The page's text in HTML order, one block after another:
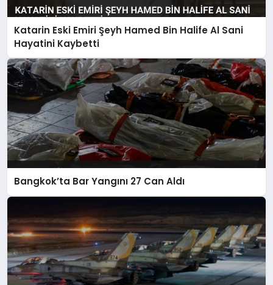
Katarin Eski Emiri Şeyh Hamed Bin Halife Al Sani
Hayatini Kaybetti
Bangkok’ta Bar Yangını 27 Can Aldı